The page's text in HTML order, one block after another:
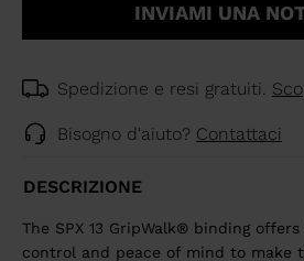
selected
INVIAMI UNA
Spedizione e resi gratuiti.
Bisogno d'aiuto? Contattaci
DESCRIZIONE
The SPX 13 GripWalk® binding
control and peace of mind to make